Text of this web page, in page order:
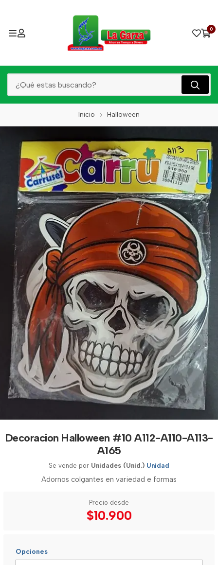
0
Inicio Halloween
Decoracion Halloween #10 A112-A110-A113-
A165
Se vende por Unidades (Unid.) Unidad
Adornos colgantes en variedad e formas
Precio desde
$10.900
Opciones